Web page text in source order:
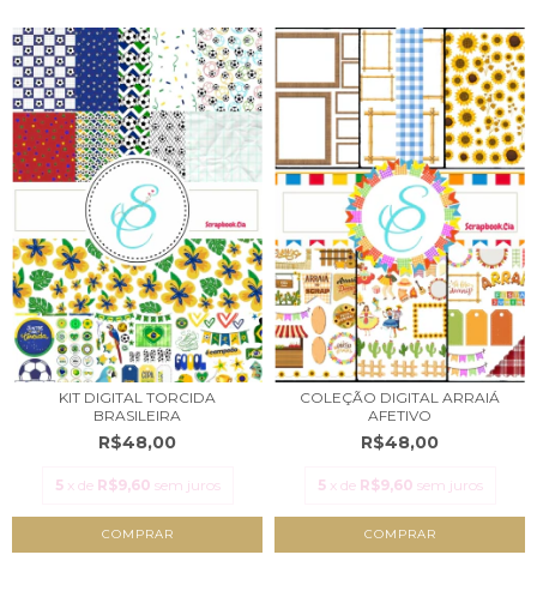
KIT DIGITAL TORCIDA
BRASILEIRA
R$48,00
5 x de R$9,60 sem juros
COLEÇÃO DIGITAL ARRAIÁ
AFETIVO
R$48,00
5 x de R$9,60 sem juros